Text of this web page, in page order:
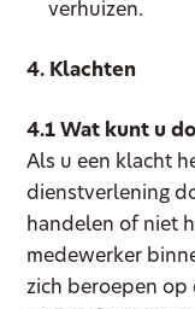
verhuizen.
4. Klachten
4.1 Wat kunt u
Als u een klacht
dienstverlening
handelen of niet
medewerker
zich beroepen op